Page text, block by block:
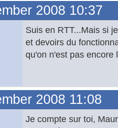
2008 10:37
Suis en RTT...Mais si
et devoirs du
qu'on n'est pas encore
2008 11:08
Je compte sur toi,